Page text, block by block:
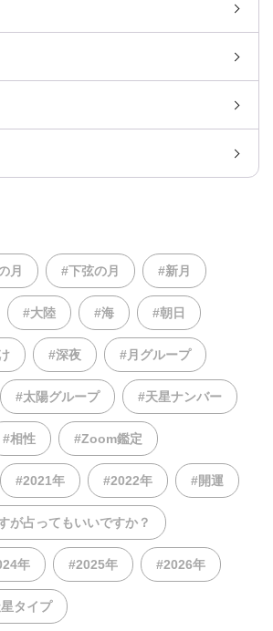
月 #下弦の月 #新月
#大陸 #海 #朝日
#深夜 #月グループ
#太陽グループ #天星ナンバー
#相性 #Zoom鑑定
#2021年 #2022年 #開運
が占ってもいいですか？
年 #2025年 #2026年
タイプ